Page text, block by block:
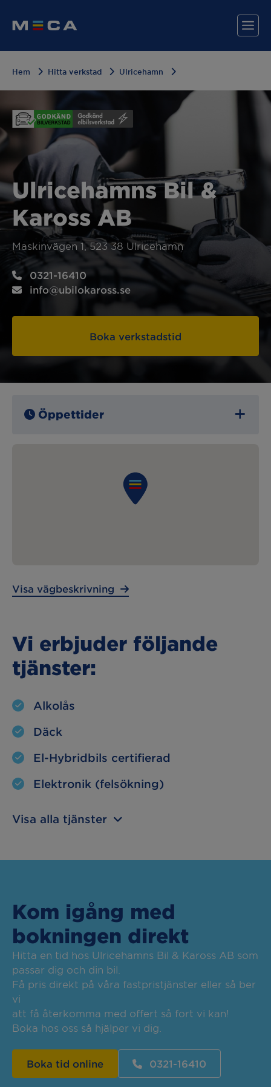
Hitta din verkstad
Våra tjänster
Varför MECA?
Hem Hitta verkstad Ulricehamn
Ulricehamns Bil &
Kaross AB
Maskinvägen 1, 523 38 Ulricehamn
0321-16410
info@ubilokaross.se
Boka verkstadstid
Öppettider
07:00 – 16:30
07:00 – 16:30
07:00 – 13:00
Visa vägbeskrivning
Vi erbjuder följande
tjänster:
Alkolås
Däck
El-Hybridbils certifierad
Elektronik (felsökning)
Visa alla tjänster
Kom igång med
bokningen direkt
Hitta en tid hos Ulricehamns Bil & Kaross AB som
passar dig och din bil.
Få pris direkt på våra fastpristjänster eller så ber
vi
att få återkomma med offert så fort vi kan!
Boka hos oss så hjälper vi dig.
Boka tid online 0321-16410